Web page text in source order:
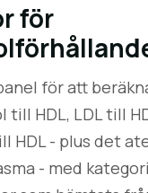
för
för att
HDL, LDL till
HDL - plus det
- med